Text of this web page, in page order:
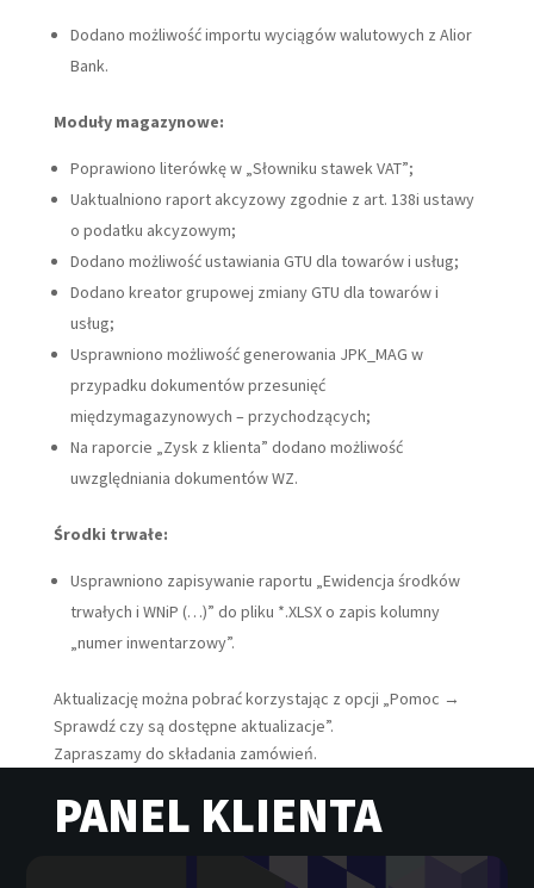
Dodano możliwość importu wyciągów walutowych z Alior
Bank.
Moduły magazynowe:
Poprawiono literówkę w „Słowniku stawek VAT”;
Uaktualniono raport akcyzowy zgodnie z art. 138i ustawy
o podatku akcyzowym;
Dodano możliwość ustawiania GTU dla towarów i usług;
Dodano kreator grupowej zmiany GTU dla towarów i
usług;
Usprawniono możliwość generowania JPK_MAG w
przypadku dokumentów przesunięć
międzymagazynowych – przychodzących;
Na raporcie „Zysk z klienta” dodano możliwość
uwzględniania dokumentów WZ.
Środki trwałe:
Usprawniono zapisywanie raportu „Ewidencja środków
trwałych i WNiP (…)” do pliku *.XLSX o zapis kolumny
„numer inwentarzowy”.
Aktualizację można pobrać korzystając z opcji „Pomoc →
Sprawdź czy są dostępne aktualizacje”.
Zapraszamy do składania zamówień.
PANEL KLIENTA